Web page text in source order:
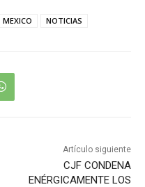
MEXICO NOTICIAS
Artículo siguiente
CJF CONDENA
ENÉRGICAMENTE LOS